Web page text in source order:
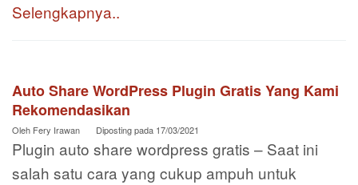
Selengkapnya..
Auto Share WordPress Plugin Gratis Yang Kami
Rekomendasikan
Oleh Fery Irawan Diposting pada 17/03/2021
Plugin auto share wordpress gratis – Saat ini
salah satu cara yang cukup ampuh untuk